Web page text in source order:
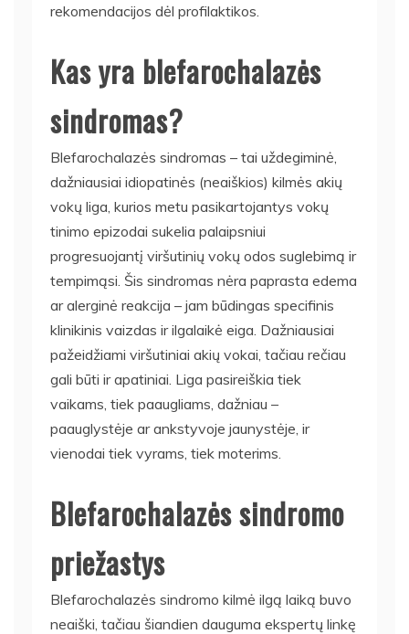
rekomendacijos dėl profilaktikos.
Kas yra blefarochalazės
sindromas?
Blefarochalazės sindromas – tai uždegiminė,
dažniausiai idiopatinės (neaiškios) kilmės akių
vokų liga, kurios metu pasikartojantys vokų
tinimo epizodai sukelia palaipsniui
progresuojantį viršutinių vokų odos suglebimą ir
tempimąsi. Šis sindromas nėra paprasta edema
ar alerginė reakcija – jam būdingas specifinis
klinikinis vaizdas ir ilgalaikė eiga. Dažniausiai
pažeidžiami viršutiniai akių vokai, tačiau rečiau
gali būti ir apatiniai. Liga pasireiškia tiek
vaikams, tiek paaugliams, dažniau –
paauglystėje ar ankstyvoje jaunystėje, ir
vienodai tiek vyrams, tiek moterims.
Blefarochalazės sindromo
priežastys
Blefarochalazės sindromo kilmė ilgą laiką buvo
neaiški, tačiau šiandien dauguma ekspertų linkę